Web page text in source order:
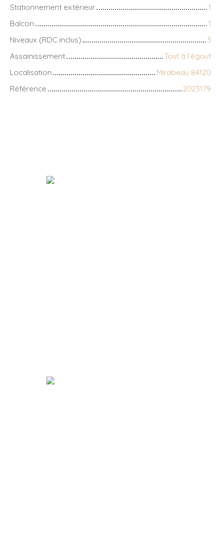
Stationnement extérieur
1
Balcon
1
Niveaux (RDC inclus)
3
Assainissement
Tout à l'égout
Localisation
Mirabeau 84120
Référence
2023179